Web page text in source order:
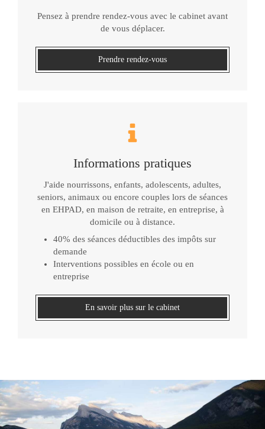
Pensez à prendre rendez-vous avec le cabinet avant
de vous déplacer.
Prendre rendez-vous
Informations pratiques
J'aide nourrissons, enfants, adolescents, adultes,
seniors, animaux ou encore couples lors de séances
en EHPAD, en maison de retraite, en entreprise, à
domicile ou à distance.
40% des séances déductibles des impôts sur
demande
Interventions possibles en école ou en
entreprise
En savoir plus sur le cabinet